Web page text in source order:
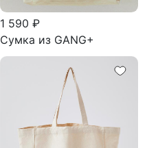
1 590 ₽
Сумка из GANG+